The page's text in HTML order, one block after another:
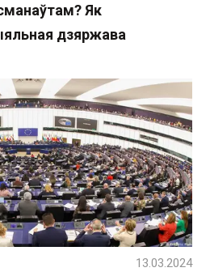
Як
дзяржава
13.03.2024